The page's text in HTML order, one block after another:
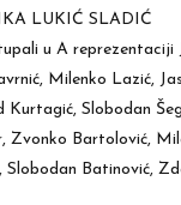
LUKIĆ SLADIĆ
u A reprezentaciji
Milenko Lazić,
Kurtagić, Slobodan
Zvonko Bartolović,
Slobodan Batinović,